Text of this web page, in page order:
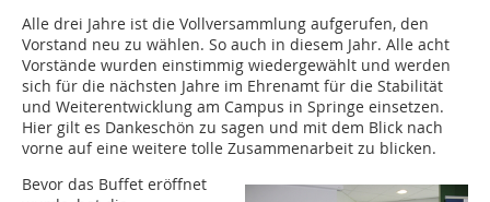
Alle drei Jahre ist die Vollversammlung aufgerufen, den
Vorstand neu zu wählen. So auch in diesem Jahr. Alle acht
Vorstände wurden einstimmig wiedergewählt und werden
sich für die nächsten Jahre im Ehrenamt für die Stabilität
und Weiterentwicklung am Campus in Springe einsetzen.
Hier gilt es Dankeschön zu sagen und mit dem Blick nach
vorne auf eine weitere tolle Zusammenarbeit zu blicken.
Bevor das Buffet eröffnet